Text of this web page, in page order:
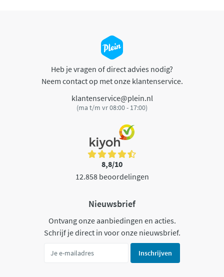
Heb je vragen of direct advies nodig?
Neem contact op met onze klantenservice.
klantenservice@plein.nl
(ma t/m vr 08:00 - 17:00)
8,8/10
12.858 beoordelingen
Nieuwsbrief
Ontvang onze aanbiedingen en acties.
Schrijf je direct in voor onze nieuwsbrief.
Inschrijven